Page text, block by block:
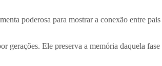
poderosa para mostrar a conexão entre
Ele preserva a memória daquela